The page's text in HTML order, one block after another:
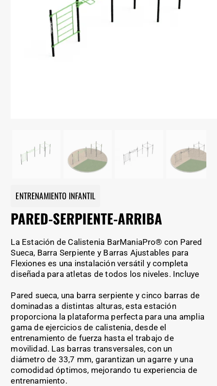
ENTRENAMIENTO INFANTIL
PARED-SERPIENTE-ARRIBA
La Estación de Calistenia BarManiaPro® con Pared
Sueca, Barra Serpiente y Barras Ajustables para
Flexiones es una instalación versátil y completa
diseñada para atletas de todos los niveles. Incluye
Pared sueca, una barra serpiente y cinco barras de
dominadas a distintas alturas, esta estación
proporciona la plataforma perfecta para una amplia
gama de ejercicios de calistenia, desde el
entrenamiento de fuerza hasta el trabajo de
movilidad. Las barras transversales, con un
diámetro de 33,7 mm, garantizan un agarre y una
comodidad óptimos, mejorando tu experiencia de
entrenamiento.